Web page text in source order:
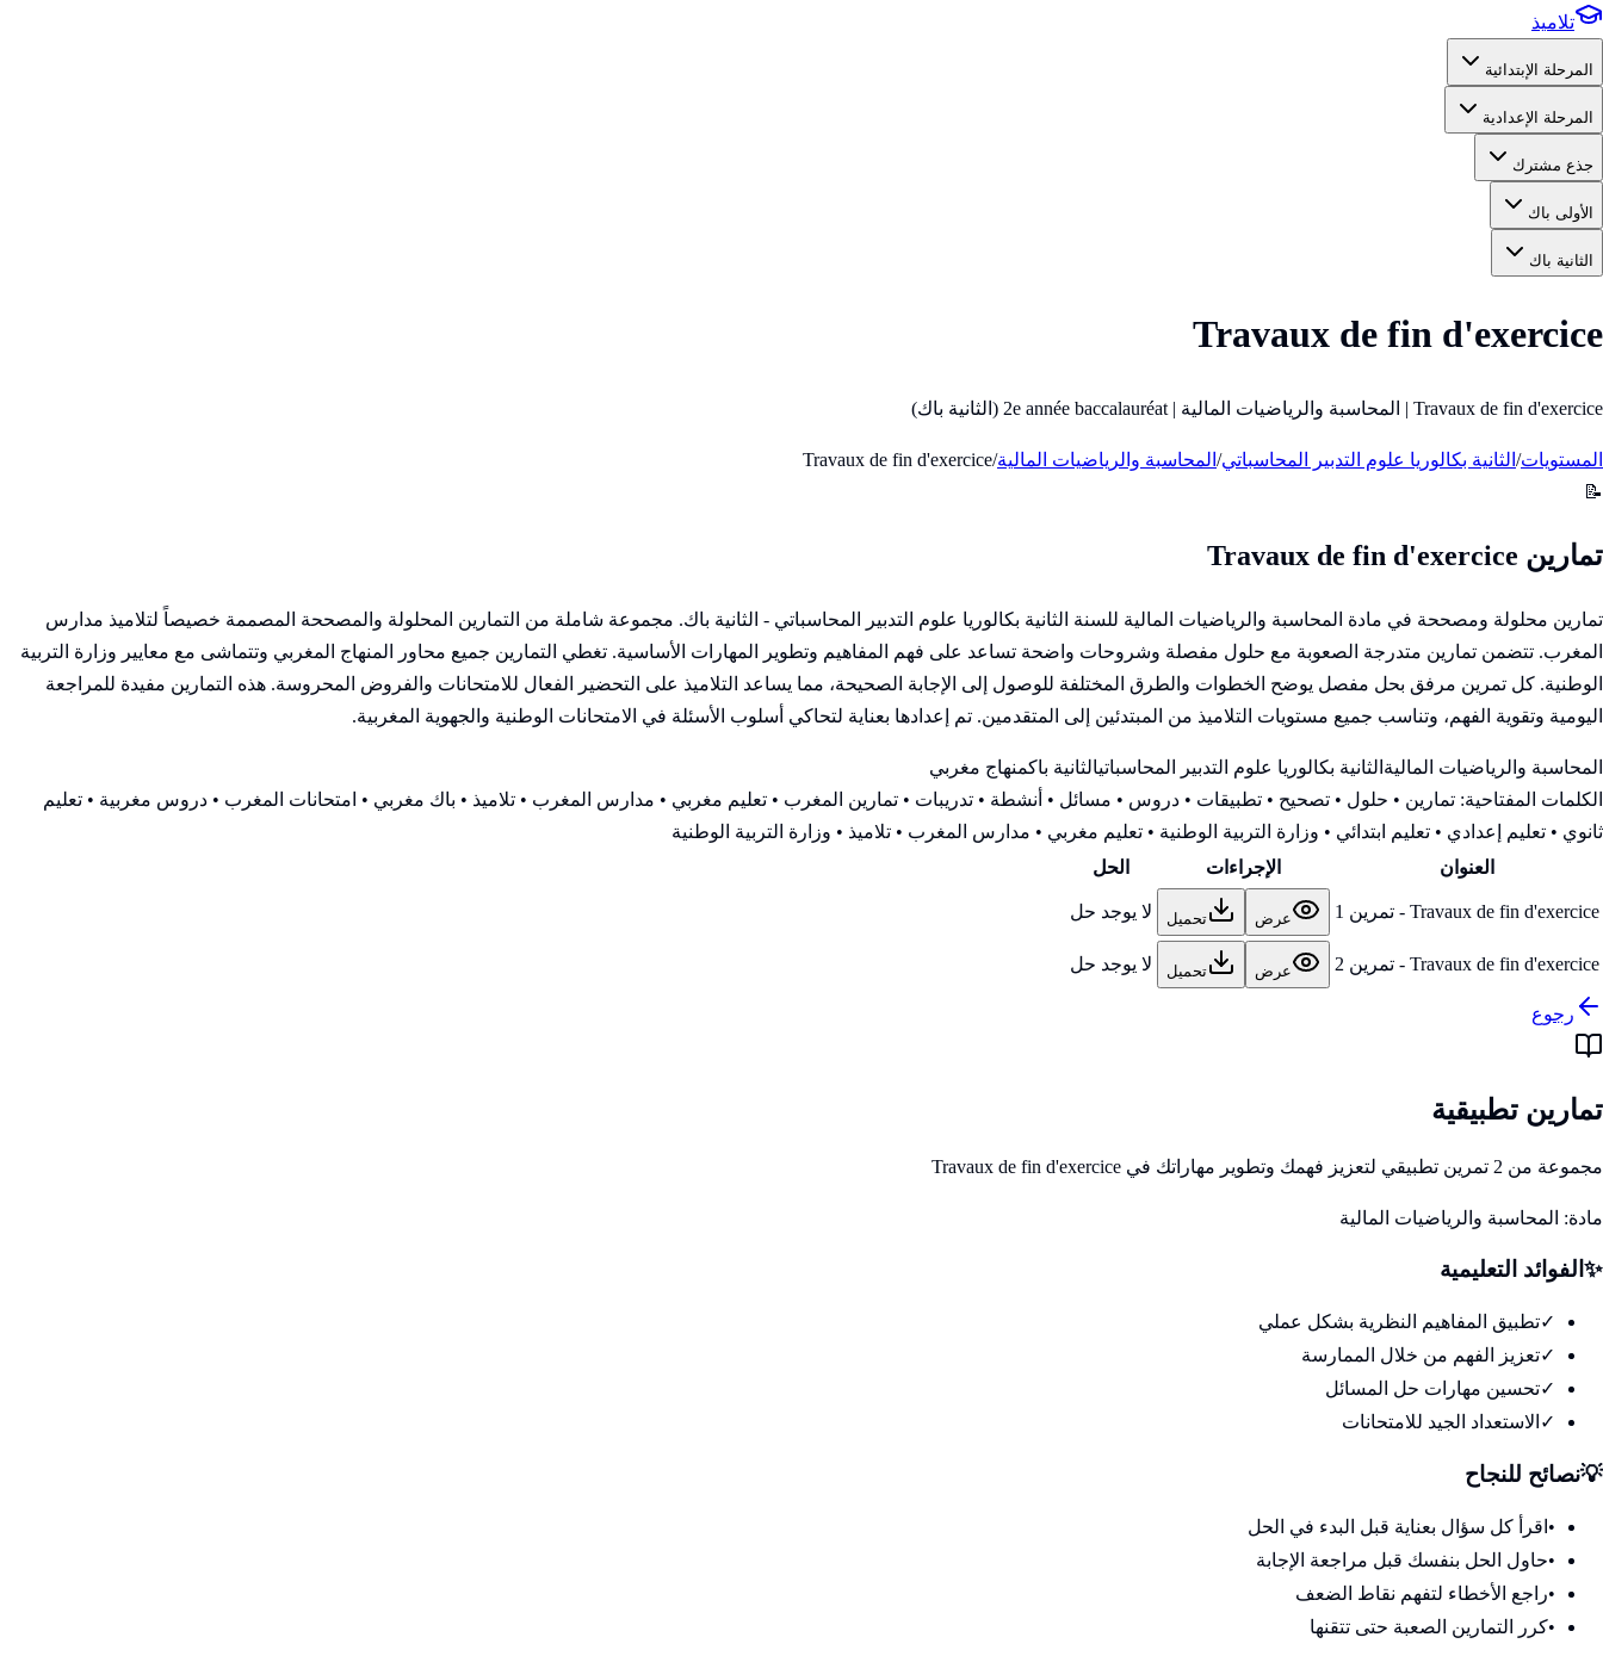
تلاميذ
المرحلة الإبتدائية
المرحلة الإعدادية
جذع مشترك
الأولى باك
الثانية باك
Travaux de fin d'exercice
Travaux de fin d'exercice | المحاسبة والرياضيات المالية | 2e année baccalauréat (الثانية باك)
المستويات/ الثانية بكالوريا علوم التدبير المحاسباتي/ المحاسبة والرياضيات المالية/
Travaux de fin d'exercice
📝
تمارين Travaux de fin d'exercice
تمارين محلولة ومصححة في مادة المحاسبة والرياضيات المالية للسنة الثانية بكالوريا علوم التدبير المحاسباتي - الثانية باك. مجموعة شاملة من التمارين المحلولة والمصححة المصممة خصيصاً لتلاميذ مدارس
المغرب. تتضمن تمارين متدرجة الصعوبة مع حلول مفصلة وشروحات واضحة تساعد على فهم المفاهيم وتطوير المهارات الأساسية. تغطي التمارين جميع محاور المنهاج المغربي وتتماشى مع معايير وزارة التربية
الوطنية. كل تمرين مرفق بحل مفصل يوضح الخطوات والطرق المختلفة للوصول إلى الإجابة الصحيحة، مما يساعد التلاميذ على التحضير الفعال للامتحانات والفروض المحروسة. هذه التمارين مفيدة للمراجعة
اليومية وتقوية الفهم، وتناسب جميع مستويات التلاميذ من المبتدئين إلى المتقدمين. تم إعدادها بعناية لتحاكي أسلوب الأسئلة في الامتحانات الوطنية والجهوية المغربية.
المحاسبة والرياضيات المالية الثانية بكالوريا علوم التدبير المحاسباتيالثانية باكمنهاج مغربي
الكلمات المفتاحية: تمارين • حلول • تصحيح • تطبيقات • دروس • مسائل • أنشطة • تدريبات • تمارين المغرب • تعليم مغربي • مدارس المغرب • تلاميذ • باك مغربي • امتحانات المغرب • دروس مغربية • تعليم
ثانوي • تعليم إعدادي • تعليم ابتدائي • وزارة التربية الوطنية • تعليم مغربي • مدارس المغرب • تلاميذ • وزارة التربية الوطنية
العنوان
الإجراءات الحل
Travaux de fin d'exercice - تمرين 1 عرض تحميل لا يوجد حل
Travaux de fin d'exercice - تمرين 2 عرض تحميل لا يوجد حل
رجوع
تمارين تطبيقية
مجموعة من 2 تمرين تطبيقي لتعزيز فهمك وتطوير مهاراتك في Travaux de fin d'exercice
مادة: المحاسبة والرياضيات المالية
✨ الفوائد التعليمية
✓تطبيق المفاهيم النظرية بشكل عملي
✓تعزيز الفهم من خلال الممارسة
✓تحسين مهارات حل المسائل
✓ الاستعداد الجيد للامتحانات
💡نصائح للنجاح
• اقرأ كل سؤال بعناية قبل البدء في الحل
•حاول الحل بنفسك قبل مراجعة الإجابة
•راجع الأخطاء لتفهم نقاط الضعف
•كرر التمارين الصعبة حتى تتقنها